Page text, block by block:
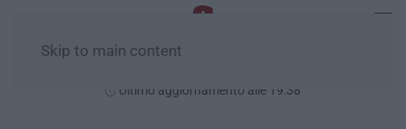
Skip to main content
Ultimo aggiornamento alle 19:38